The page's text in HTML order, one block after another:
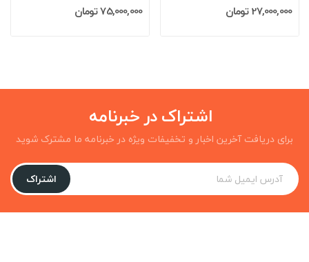
75,000,000 تومان 27,000,000 تومان
اشتراک در خبرنامه
برای دریافت آخرین اخبار و تخفیفات ویژه در خبرنامه ما مشترک شوید
اشتراک